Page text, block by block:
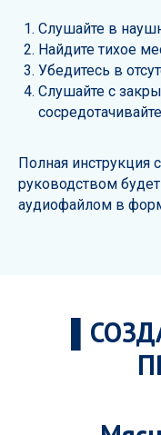
Слушайте в
Найдите тихое
Убедитесь в
Слушайте с
Полная инструкция
руководством
аудиофайлом в